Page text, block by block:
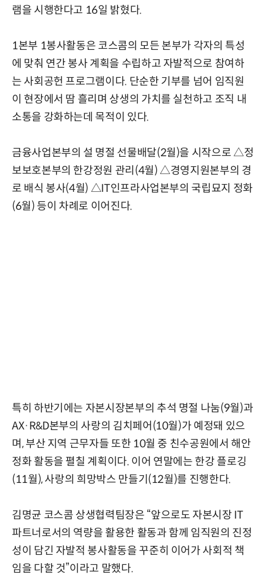
램을 시행한다고 16일 밝혔다.
1본부 1봉사활동은 코스콤의 모든 본부가 각자의 특성
에 맞춰 연간 봉사 계획을 수립하고 자발적으로 참여하
는 사회공헌 프로그램이다. 단순한 기부를 넘어 임직원
이 현장에서 땀 흘리며 상생의 가치를 실천하고 조직 내
소통을 강화하는데 목적이 있다.
금융사업본부의 설 명절 선물배달(2월)을 시작으로 △정
보보호본부의 한강정원 관리(4월) △경영지원본부의 경
로 배식 봉사(4월) △IT인프라사업본부의 국립묘지 정화
(6월) 등이 차례로 이어진다.
특히 하반기에는 자본시장본부의 추석 명절 나눔(9월)과
AX·R&D본부의 사랑의 김치페어(10월)가 예정돼 있으
며, 부산 지역 근무자들 또한 10월 중 친수공원에서 해안
정화 활동을 펼칠 계획이다. 이어 연말에는 한강 플로깅
(11월), 사랑의 희망박스 만들기(12월)를 진행한다.
김명균 코스콤 상생협력팀장은 “앞으로도 자본시장 IT
파트너로서의 역량을 활용한 활동과 함께 임직원의 진정
성이 담긴 자발적 봉사활동을 꾸준히 이어가 사회적 책
임을 다할 것”이라고 말했다.